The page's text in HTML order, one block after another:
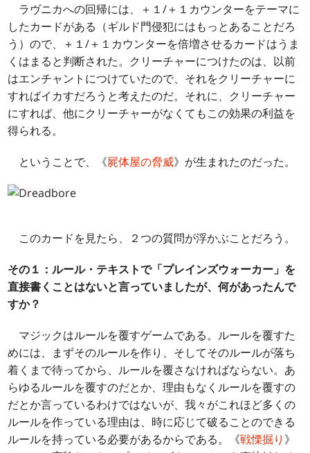
ラヴニカへの回帰には、＋１/＋１カウンターをテーマに
したカードがある（ギルド門侵犯にはもっとあることだろ
う）ので、＋１/＋１カウンターを倍増させるカードはうま
くはまると判断された。クリーチャーにつけたのは、以前
はエンチャントにつけていたので、それをクリーチャーに
すればイカすだろうと考えたのだ。それに、クリーチャー
にすれば、他にクリーチャーがなくてもこの効果の利益を
得られる。
ということで、《屍体屋の脅威》が生まれたのだった。
このカードを見たら、２つの質問が浮かぶことだろう。
その１：ルール・テキストで「プレインズウォーカー」を
直接書くことはないと言っていましたが、何があったんで
すか？
マジックはルールを覆すゲームである。ルールを覆すた
めには、まずそのルールを作り、そしてそのルールが落ち
着くまで待ってから、ルールを覆さなければならない。あ
らゆるルールを覆すのだとか、理由もなくルールを覆すの
だとか言っているわけではないが、我々がこれほど多くの
ルールを作っている理由は、時に応じて破ることのできる
ルールを持っている必要があるからである。《戦慄掘り 》